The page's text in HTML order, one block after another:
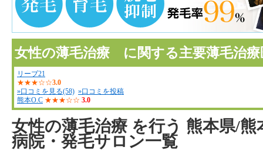
女性の薄毛治療 に関する主要薄毛治療
リーブ21
★★★☆☆3.0
»口コミを見る(58) »口コミを投稿
熊本O.C ★★★☆☆ 3.0
女性の薄毛治療を行う 熊本県/熊
病院・発毛サロン一覧